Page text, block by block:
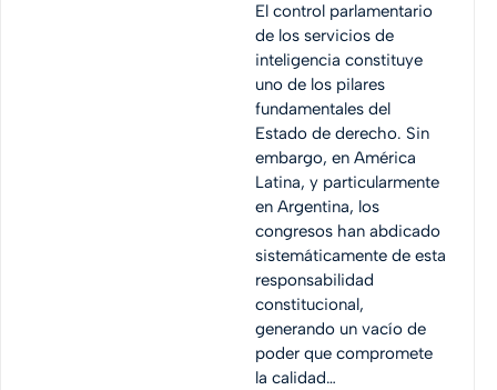
El control parlamentario
de los servicios de
inteligencia constituye
uno de los pilares
fundamentales del
Estado de derecho. Sin
embargo, en América
Latina, y particularmente
en Argentina, los
congresos han abdicado
sistemáticamente de esta
responsabilidad
constitucional,
generando un vacío de
poder que compromete
la calidad…